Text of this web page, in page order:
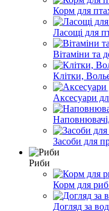
Корм для
Ласощі для
Вітаміни та
Клітки,
Аксесуари
Засоби для
Риби
Корм для риб
Догляд за